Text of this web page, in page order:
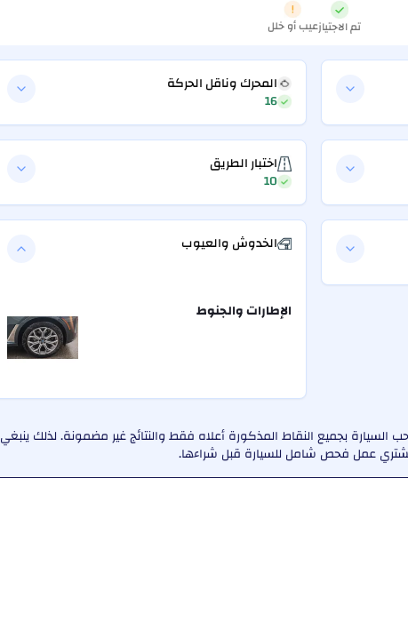
تم الاجتيازعيب أو خلل
المحرك وناقل الحركة
16
اختبار الطريق
10
الخدوش والعيوب
الإطارات والجنوط
بجميع النقاط المذكورة أعلاه فقط والنتائج غير مضمونة. لذلك ينبغي
عمل فحص شامل للسيارة قبل شراءها.